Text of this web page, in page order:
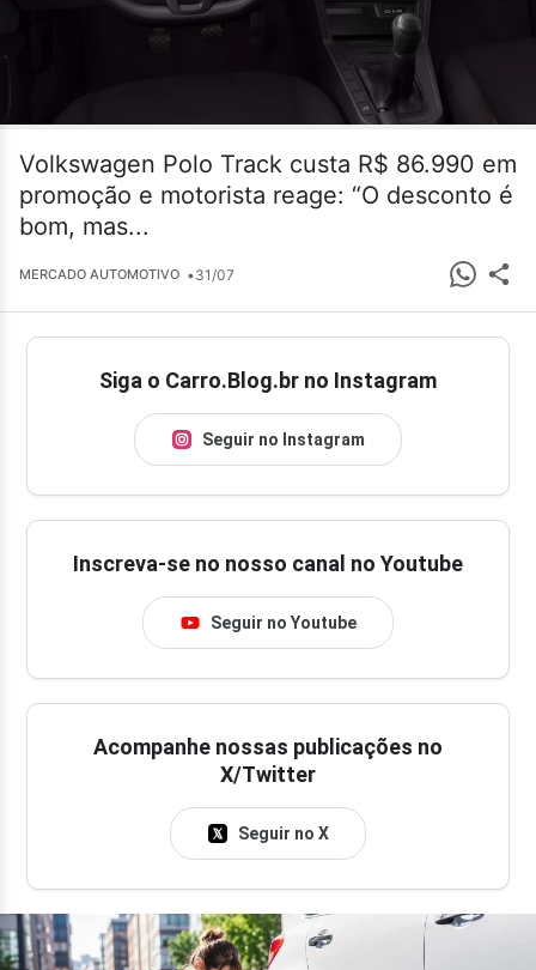
Volkswagen Polo Track custa R$ 86.990 em
promoção e motorista reage: “O desconto é
bom, mas...
MERCADO AUTOMOTIVO •31/07
Siga o Carro.Blog.br no Instagram
Seguir no Instagram
Inscreva-se no nosso canal no Youtube
Seguir no Youtube
Acompanhe nossas publicações no
X/Twitter
Seguir no X